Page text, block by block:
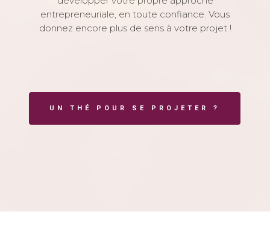
entrepreneuriale, en toute confiance. Vous
donnez encore plus de sens à votre projet !
UN THÉ POUR SE PROJETER ?